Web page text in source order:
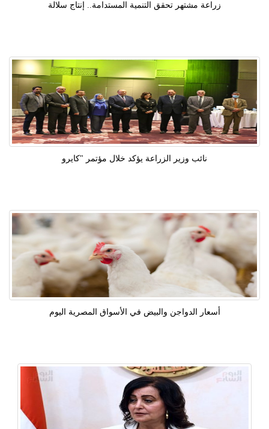
زراعة مشتهر تحقق التنمية المستدامة.. إنتاج سلالة
نائب وزير الزراعة يؤكد خلال مؤتمر "كايرو
أسعار الدواجن والبيض في الأسواق المصرية اليوم